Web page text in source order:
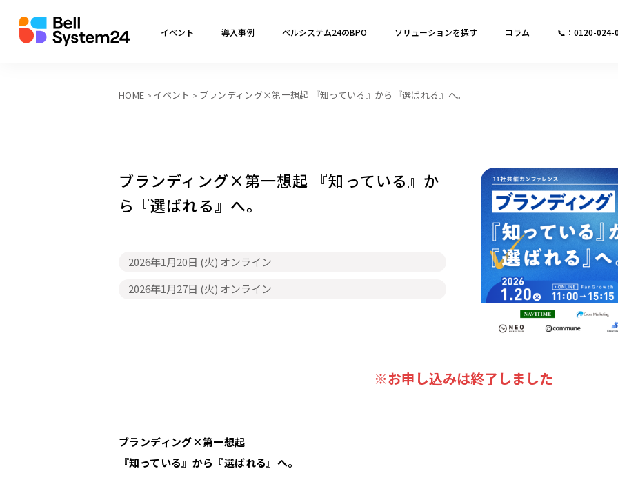
イベント 導入事例 ベルシステム24のBPO ソリューションを探す コラム 📞：0120-024-
HOME イベント ブランディング×第一想起 『知っている』から『選ばれる』へ。
ブランディング×第一想起 『知っている』か
ら『選ばれる』へ。
2026年1月20日 (火) オンライン
2026年1月27日 (火) オンライン
※お申し込みは終了しました
ブランディング×第一想起
『知っている』から『選ばれる』へ。